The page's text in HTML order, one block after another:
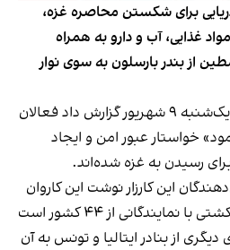
برای شکستن محاصره غزه،
غذایی، آب و دارو به همراه
از بندر بارسلون به سوی نوار
پایگاه خبری تایمز اسرائیل یک‌شنبه ۹ شهریور گزارش داد فعالان
خواستار عبور امن و ایجاد
رسیدن به غزه شده‌اند.
این کارزار نوشت این کاروان
دریایی متشکل از حدود ۲۰ کشتی با نمایندگانی از ۴۴ کشور است
از بنادر ایتالیا و تونس به آن